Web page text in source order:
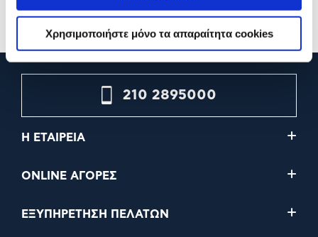
Χρησιμοποιήστε μόνο τα απαραίτητα cookies
Προσθήκη Προσθήκη
210 2895000
Η ΕΤΑΙΡΕΙΑ
ONLINE ΑΓΟΡΕΣ
ΕΞΥΠΗΡΕΤΗΣΗ ΠΕΛΑΤΩΝ